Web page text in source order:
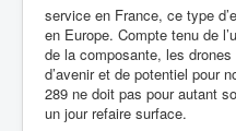
service en France, ce type
en Europe. Compte tenu de
de la composante, les
d’avenir et de potentiel pour
289 ne doit pas pour autant
un jour refaire surface.